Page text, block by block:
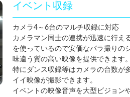
イベント収録
カメラ4～6台のマルチ収録に対応
カメラマン同士の連携が迅速に行え
を使っているので安価なパラ撮りの
味違う質の高い映像を提供できます
特にダンス収録等はカメラの台数が
イイ映像が撮影できます。
イベントの映像音声を大型ビジョン